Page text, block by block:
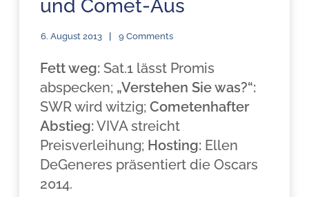
und Comet-Aus
6. August 2013 9 Comments
Fett weg: Sat.1 lässt Promis
abspecken; „Verstehen Sie was?“:
SWR wird witzig;Cometenhafter
Abstieg: VIVA streicht
Preisverleihung; Hosting: Ellen
DeGeneres präsentiert die Oscars
2014.